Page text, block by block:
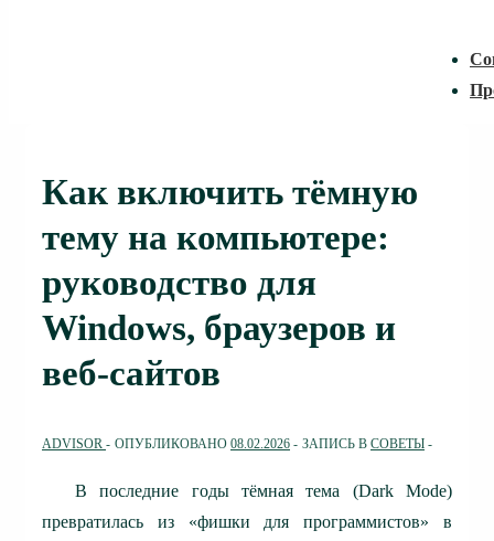
Как включить тёмную
тему на компьютере:
руководство для
Windows, браузеров и
веб-сайтов
ADVISOR ОПУБЛИКОВАНО 08.02.2026 ЗАПИСЬ В СОВЕТЫ
В последние годы тёмная тема (Dark Mode)
превратилась из «фишки для программистов» в